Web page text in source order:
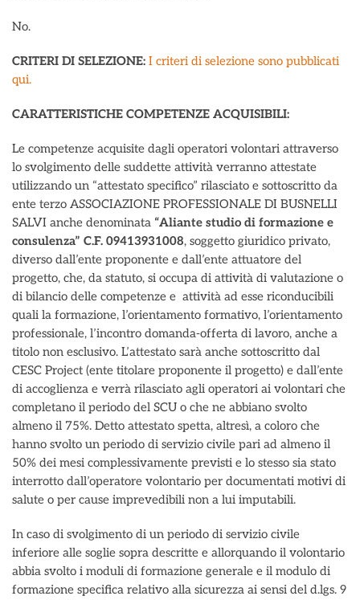
No.
CRITERI DI SELEZIONE: I criteri di selezione sono pubblicati
qui.
CARATTERISTICHE COMPETENZE ACQUISIBILI:
Le competenze acquisite dagli operatori volontari attraverso
lo svolgimento delle suddette attività verranno attestate
utilizzando un “attestato specifico” rilasciato e sottoscritto da
ente terzo ASSOCIAZIONE PROFESSIONALE DI BUSNELLI
SALVI anche denominata “Aliante studio di formazione e
consulenza” C.F. 09413931008, soggetto giuridico privato,
diverso dall’ente proponente e dall’ente attuatore del
progetto, che, da statuto, si occupa di attività di valutazione o
di bilancio delle competenze e attività ad esse riconducibili
quali la formazione, l’orientamento formativo, l’orientamento
professionale, l’incontro domanda-offerta di lavoro, anche a
titolo non esclusivo. L’attestato sarà anche sottoscritto dal
CESC Project (ente titolare proponente il progetto) e dall’ente
di accoglienza e verrà rilasciato agli operatori ai volontari che
completano il periodo del SCU o che ne abbiano svolto
almeno il 75%. Detto attestato spetta, altresì, a coloro che
hanno svolto un periodo di servizio civile pari ad almeno il
50% dei mesi complessivamente previsti e lo stesso sia stato
interrotto dall’operatore volontario per documentati motivi di
salute o per cause imprevedibili non a lui imputabili.
In caso di svolgimento di un periodo di servizio civile
inferiore alle soglie sopra descritte e allorquando il volontario
abbia svolto i moduli di formazione generale e il modulo di
formazione specifica relativo alla sicurezza ai sensi del d.lgs. 9